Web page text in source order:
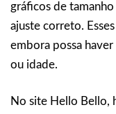
gráficos de
ajuste correto.
embora possa
ou idade.
No site Hello Bello,